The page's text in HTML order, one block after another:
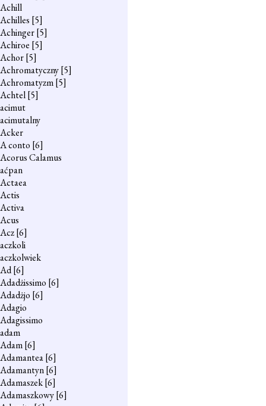
Achill
Achilles [5]
Achinger[5]
Achiroe [5]
Achor[5]
Achromatyczny[5]
Achromatyzm[5]
Achtel[5]
acimut
acimutalny
Acker
A conto [6]
Acorus Calamus
aćpan
Actaea
Actis
Activa
Acus
Acz[6]
aczkoli
aczkolwiek
Ad[6]
Adadżissimo [6]
Adadżjo [6]
Adagio
Adagissimo
adam
Adam[6]
Adamantea[6]
Adamantyn[6]
Adamaszek[6]
Adamaszkowy[6]